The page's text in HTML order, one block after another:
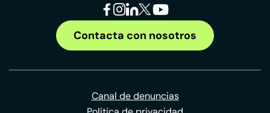
Contacta con nosotros
Canal de denuncias